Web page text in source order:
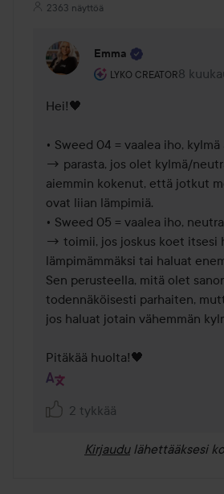
2363 näyttöä
Emma
LYKO CREATOR
Käyttäjän rooli: Lyko
8
Hei!🖤
• Sweed 04 = vaalea iho, kylmä
→ parasta, jos olet kylmä/
aiemmin kokenut, että jotkut
ovat liian lämpimiä.
• Sweed 05 = vaalea iho,
→ toimii, jos joskus koet itsesi
lämpimämmäksi tai haluat
Sen perusteella, mitä olet
todennäköisesti parhaiten,
jos haluat jotain vähemmän
Pitäkää huolta!🖤
2 tykkää
Kirjaudu lähettääksesi